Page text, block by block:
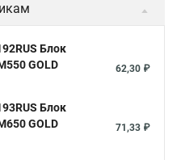
Блок
GOLD
62,30 ₽
Блок
GOLD
71,33 ₽